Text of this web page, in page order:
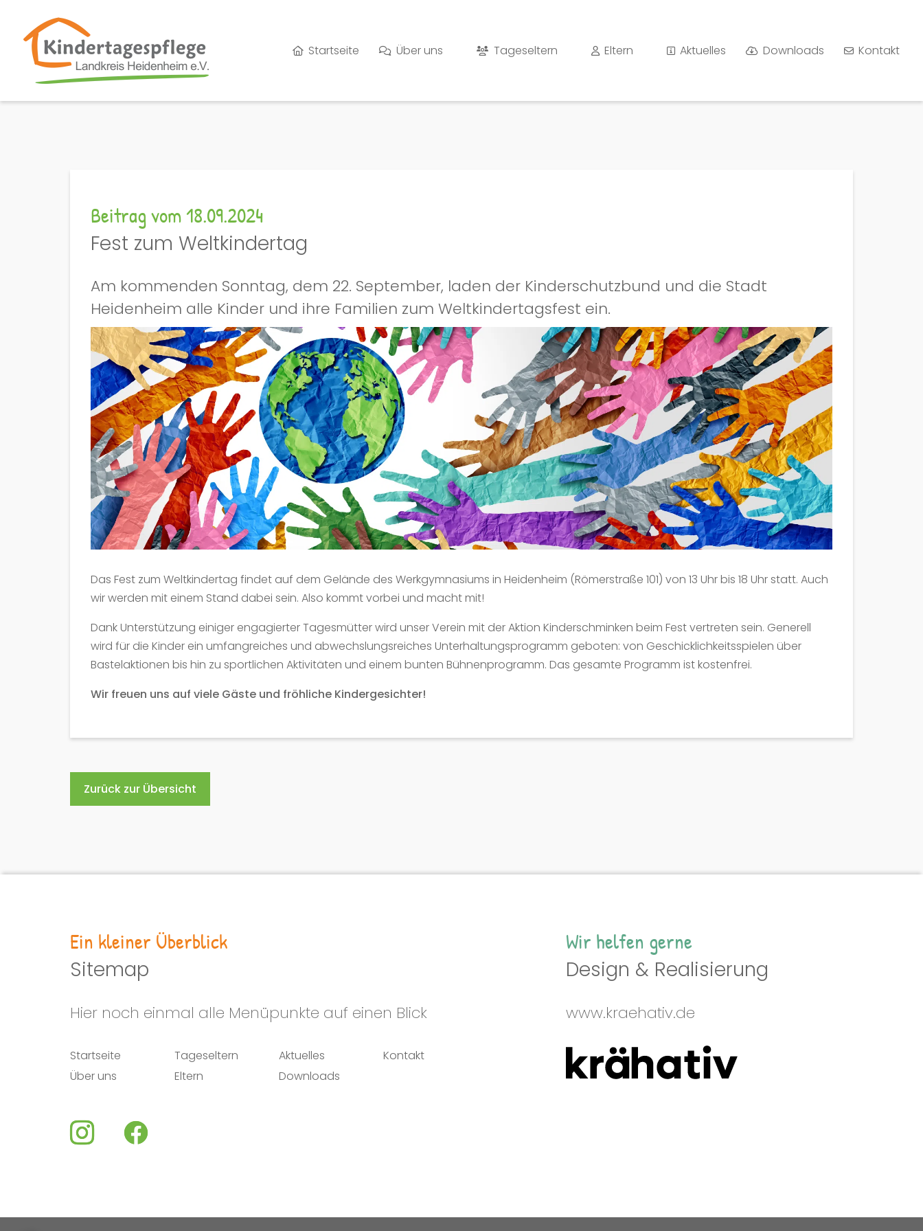
Startseite Über uns Tageseltern Eltern Aktuelles Downloads Kontakt
Beitrag vom 18.09.2024
Fest zum Weltkindertag
Am kommenden Sonntag, dem 22. September, laden der Kinderschutzbund und die Stadt
Heidenheim alle Kinder und ihre Familien zum Weltkindertagsfest ein.
Das Fest zum Weltkindertag findet auf dem Gelände des Werkgymnasiums in Heidenheim (Römerstraße 101) von 13 Uhr bis 18 Uhr statt. Auch
wir werden mit einem Stand dabei sein. Also kommt vorbei und macht mit!
Dank Unterstützung einiger engagierter Tagesmütter wird unser Verein mit der Aktion Kinderschminken beim Fest vertreten sein. Generell
wird für die Kinder ein umfangreiches und abwechslungsreiches Unterhaltungsprogramm geboten: von Geschicklichkeitsspielen über
Bastelaktionen bis hin zu sportlichen Aktivitäten und einem bunten Bühnenprogramm. Das gesamte Programm ist kostenfrei.
Wir freuen uns auf viele Gäste und fröhliche Kindergesichter!
Zurück zur Übersicht
Ein kleiner Überblick
Sitemap
Hier noch einmal alle Menüpunkte auf einen Blick
Startseite Tageseltern Aktuelles
Kontakt
Über uns
Eltern Downloads
Wir helfen gerne
Design & Realisierung
www.kraehativ.de